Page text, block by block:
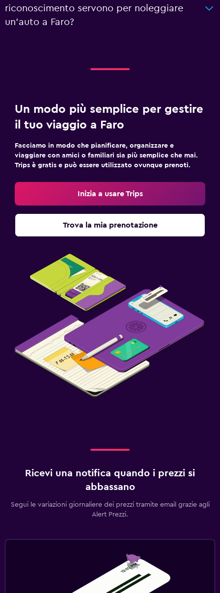
riconoscimento servono per noleggiare
un'auto a Faro?
Un modo più semplice per gestire
il tuo viaggio a Faro
Facciamo in modo che pianificare, organizzare e
viaggiare con amici o familiari sia più semplice che mai.
Trips è gratis e può essere utilizzato ovunque prenoti.
Inizia a usare Trips
Trova la mia prenotazione
Ricevi una notifica quando i prezzi si
abbassano
Segui le variazioni giornaliere dei prezzi tramite email grazie agli
Alert Prezzi.